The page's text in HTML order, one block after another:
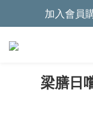
加入會員
梁膳日